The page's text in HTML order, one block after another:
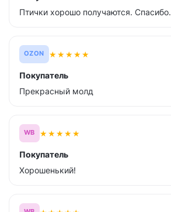
Птички хорошо получаются. Спасибо.
OZON ★★★★★
Покупатель
Прекрасный молд
WB ★★★★★
Покупатель
Хорошенький!